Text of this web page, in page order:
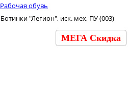
Рабочая обувь
Ботинки "Легион", иск. мех, ПУ (003)
МЕГА Скидка